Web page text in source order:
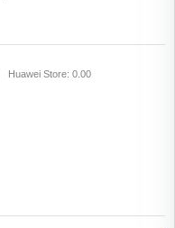
Huawei Store: 0.00